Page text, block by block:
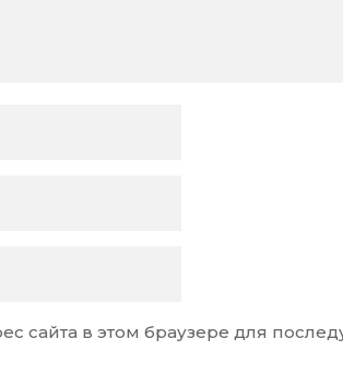
сайта в этом браузере для